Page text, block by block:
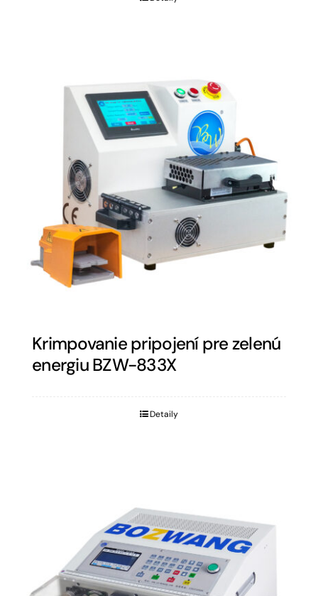
Krimpovanie pripojení pre zelenú
energiu BZW-833X
Detaily